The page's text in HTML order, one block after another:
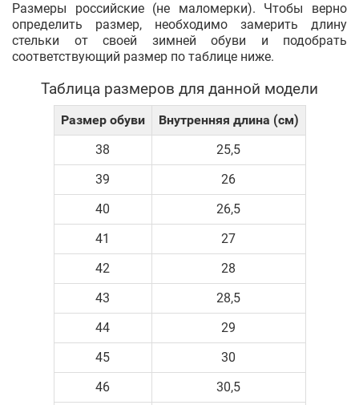
Размеры российские (не маломерки). Чтобы верно
определить размер, необходимо замерить длину
стельки от своей зимней обуви и подобрать
соответствующий размер по таблице ниже.
Таблица размеров для данной модели
Размер обуви
Внутренняя длина (см)
38
25,5
39
26
40
26,5
41
27
42
28
43
28,5
44
29
45
30
46
30,5